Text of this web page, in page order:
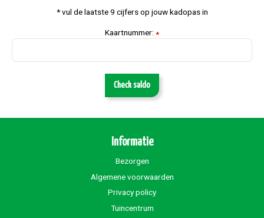
* vul de laatste 9 cijfers op jouw kadopas in
Kaartnummer: *
Check saldo
Informatie
Bezorgen
Algemene voorwaarden
Privacy policy
Tuincentrum